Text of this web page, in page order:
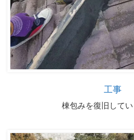
工事
棟包みを復旧してい